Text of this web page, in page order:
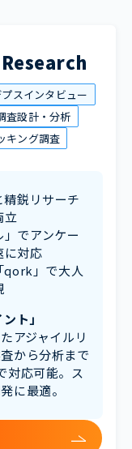
スインタビュー
査設計・分析
キング調査
鋭リサーチ
立
でアンケー
に対応
qork」で大人
ト」
アジャイルリ
から分析まで
対応可能。ス
に最適。